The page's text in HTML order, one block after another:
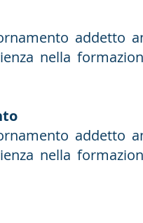
addetto
nella
addetto
nella